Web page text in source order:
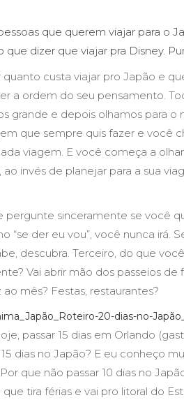
que querem viajar para o
que dizer que viajar pra Disney.
quanto custa viajar pro Japão e
a ordem do seu pensamento.
grande e depois olhamos para o
que sempre quis fazer e você
viagem. E você começa a
ao invés de planejar para a sua
pergunte sinceramente se você
“se der eu vou”, você nunca irá.
descubra. Terceiro, do que
Vai abrir mão dos passeios
ao mês? Festas, restaurantes?
passar 15 dias em Orlando
dias no Japão? E eu conheço
que não passar 10 dias no
tira férias e vai pro litoral do